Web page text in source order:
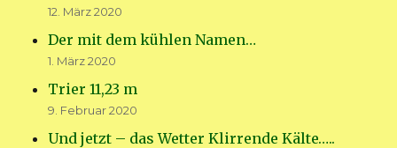
12. März 2020
Der mit dem kühlen Namen…
1. März 2020
Trier 11,23 m
9. Februar 2020
Und jetzt – das Wetter Klirrende Kälte…..